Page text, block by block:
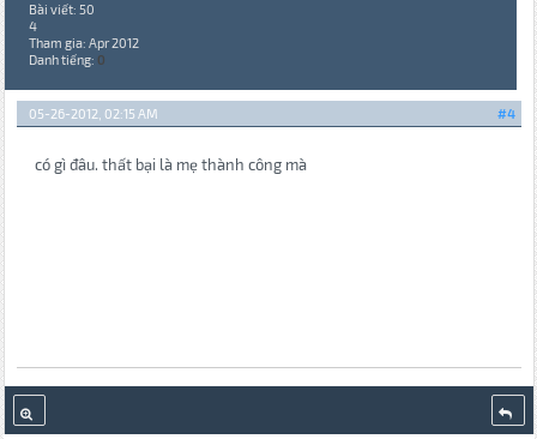
Bài viết: 50
4
Tham gia: Apr 2012
Danh tiếng: 0
#4
05-26-2012, 02:15 AM
có gì đâu. thất bại là mẹ thành công mà